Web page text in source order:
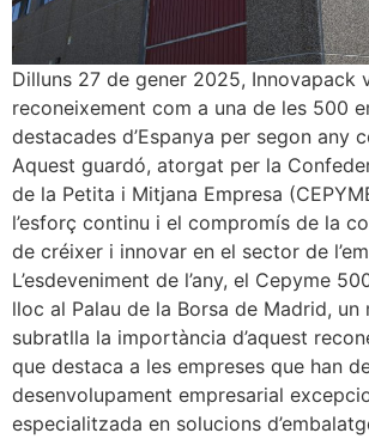
Dilluns 27 de gener 2025, Innovapack
reconeixement com a una de les 500
destacades d’Espanya per segon any
Aquest guardó, atorgat per la
de la Petita i Mitjana Empresa
l’esforç continu i el compromís de la
de créixer i innovar en el sector de
L’esdeveniment de l’any, el Cepyme
lloc al Palau de la Borsa de Madrid, un
subratlla la importància d’aquest
que destaca a les empreses que han
desenvolupament empresarial
especialitzada en solucions